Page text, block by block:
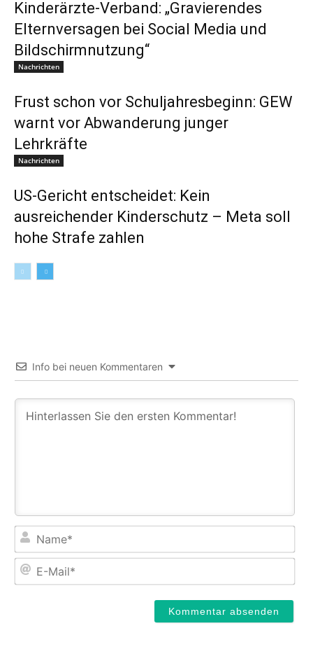
Kinderärzte-Verband: „Gravierendes
Elternversagen bei Social Media und
Bildschirmnutzung“
Nachrichten
Frust schon vor Schuljahresbeginn: GEW
warnt vor Abwanderung junger
Lehrkräfte
Nachrichten
US-Gericht entscheidet: Kein
ausreichender Kinderschutz – Meta soll
hohe Strafe zahlen
Info bei neuen Kommentaren
E-